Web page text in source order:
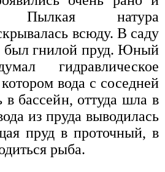
Пылкая натура
всюду. В саду
был гнилой пруд. Юный
гидравлическое
вода с соседней
в бассейн, оттуда шла в
из пруда выводилась
пруд в проточный, в
рыба.